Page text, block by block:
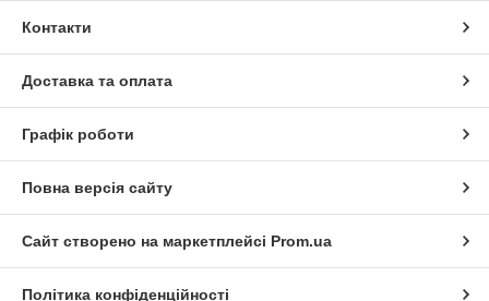
Контакти
Доставка та оплата
Графік роботи
Повна версія сайту
Сайт створено на маркетплейсі Prom.ua
Політика конфіденційності